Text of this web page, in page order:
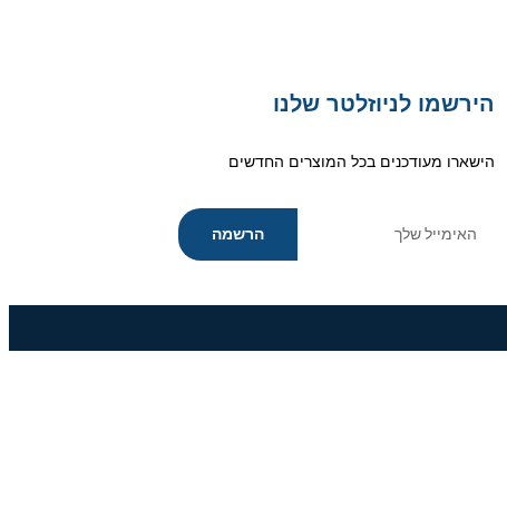
הירשמו לניוזלטר שלנו
הישארו מעודכנים בכל המוצרים החדשים
הרשמה